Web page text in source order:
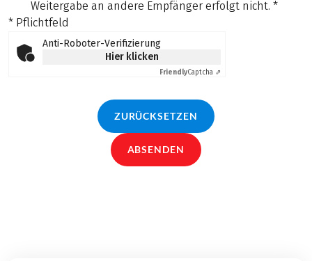
Weitergabe an andere Empfänger erfolgt nicht. *
* Pflichtfeld
Anti-Roboter-Verifizierung
Hier klicken
FriendlyCaptcha ⇗
ZURÜCKSETZEN
ABSENDEN